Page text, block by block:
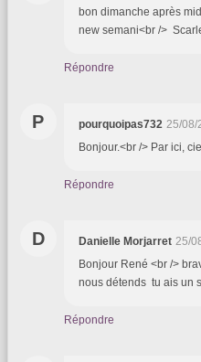
bon dimanche après
new semani<br />
Répondre
P pourquoipas732 25/08/
Bonjour.<br /> Par ici,
Répondre
D Danielle Morjarret 25/
Bonjour René <br />
nous détends tu ais un
Répondre